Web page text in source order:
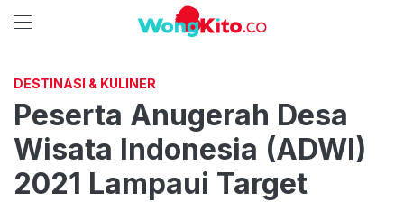
DESTINASI & KULINER
Peserta Anugerah Desa
Wisata Indonesia (ADWI)
2021 Lampaui Target